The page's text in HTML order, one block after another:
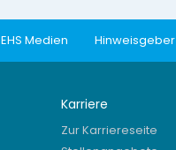
EHS Medien Hinweisgeber
Karriere
Zur Karriereseite